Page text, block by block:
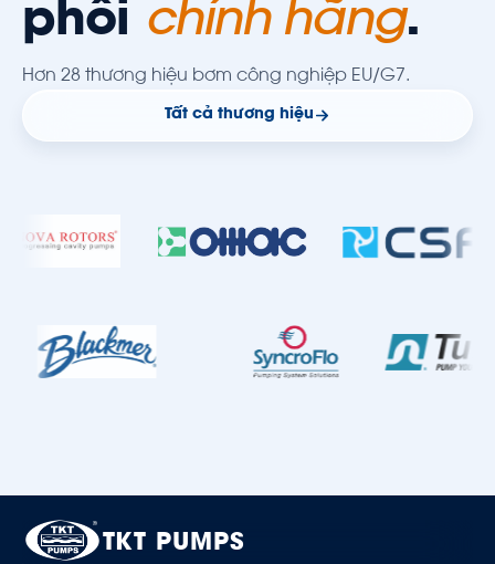
phối chính hãng.
Hơn 28 thương hiệu bơm công nghiệp EU/G7.
Tất cả thương hiệu
TKT PUMPS